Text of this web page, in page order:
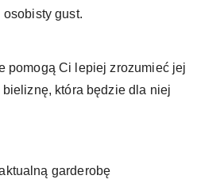
gust.
pomogą Ci lepiej zrozumieć jej
która będzie dla niej
garderobę